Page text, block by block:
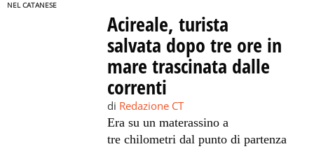
NEL CATANESE
Acireale, turista
salvata dopo tre ore in
mare trascinata dalle
correnti
di Redazione CT
Era su un materassino a
tre chilometri dal punto di partenza